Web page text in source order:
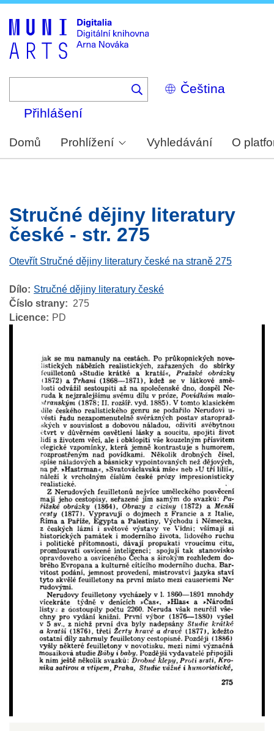
Select
your
Přihlášení
Domů Prohlížení Vyhledávání O
Stručné dějiny literatury
české - str. 275
Otevřít Stručné dějiny literatury české na straně 275
Dílo
Stručné dějiny literatury české
Číslo strany
275
Licence
PD